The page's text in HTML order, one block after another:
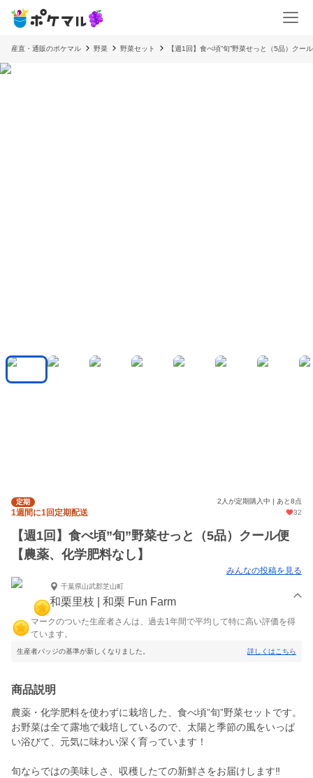
産直・通販のポケマル 野菜 野菜セット 【週1回】食べ頃”旬”野菜せっと（5品）クー
定期 2人が定期購入中 | あと8点
1週間に1回定期配送 32
【週1回】食べ頃”旬”野菜せっと（5品）クール便
【農薬、化学肥料なし】
みんなの投稿を見る
千葉県山武郡芝山町
和栗里枝 | 和栗 Fun Farm
マークのついた生産者さんは、過去1年間で平均して特に高い評価を得
ています。
生産者バッジの基準が新しくなりました。 詳しくはこちら
商品説明
農薬・化学肥料を使わずに栽培した、食べ頃”旬”野菜セットです。
お野菜は全て露地で栽培しているので、太陽と季節の風をいっぱ
い浴びて、元気に味わい深く育っています！
旬ならではの美味しさ、収穫したての新鮮さをお届けします‼